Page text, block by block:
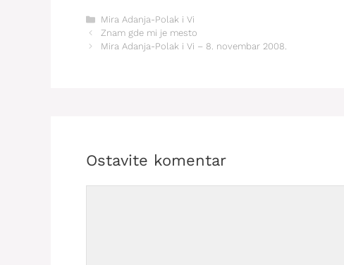
Kategorije
Mira Adanja-Polak i Vi
Znam gde mi je mesto
Mira Adanja-Polak i Vi – 8. novembar 2008.
Ostavite komentar